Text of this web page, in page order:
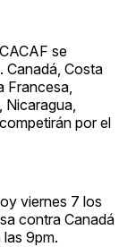
se
Canadá, Costa
Francesa,
por el
viernes 7 los
contra Canadá
9pm.